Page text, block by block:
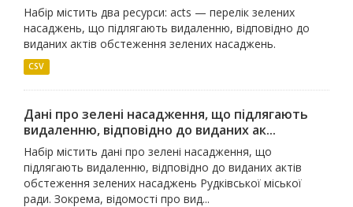
Набір містить два ресурси: acts — перелік зелених
насаджень, що підлягають видаленню, відповідно до
виданих актів обстеження зелених насаджень.
CSV
Дані про зелені насадження, що підлягають
видаленню, відповідно до виданих ак...
Набір містить дані про зелені насадження, що
підлягають видаленню, відповідно до виданих актів
обстеження зелених насаджень Рудківської міської
ради. Зокрема, відомості про вид...